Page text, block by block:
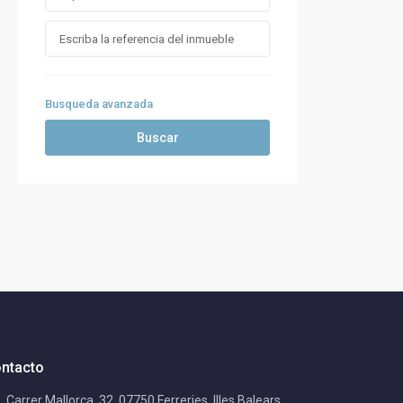
Busqueda avanzada
Buscar